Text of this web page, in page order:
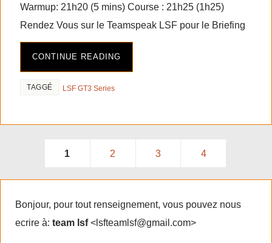
Warmup: 21h20 (5 mins) Course : 21h25 (1h25)
Rendez Vous sur le Teamspeak LSF pour le Briefing
CONTINUE READING
TAGGÉ LSF GT3 Series
1 2 3 4
Bonjour, pour tout renseignement, vous pouvez nous
ecrire à:team lsf<lsfteamlsf@gmail.com>